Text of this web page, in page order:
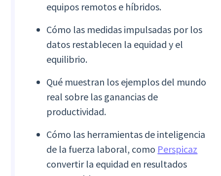
equipos remotos e híbridos.
Cómo las medidas impulsadas por los
datos restablecen la equidad y el
equilibrio.
Qué muestran los ejemplos del mundo
real sobre las ganancias de
productividad.
Cómo las herramientas de inteligencia
de la fuerza laboral, como Perspicaz
convertir la equidad en resultados